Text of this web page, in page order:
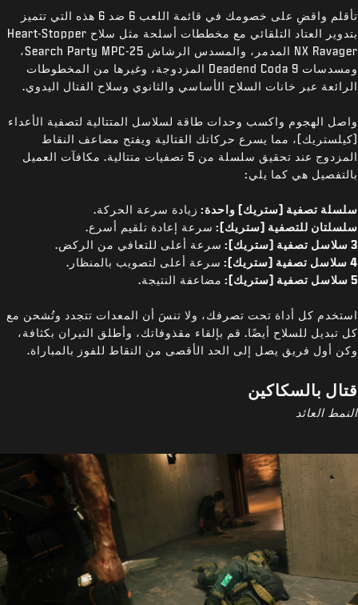
تأقلم واقضِ على خصومك في قائمة اللعب 6 ضد 6 هذه التي تتميز
بتدوير العتاد التلقائي مع مخططات أسلحة مثل سلاح Heart-Stopper
NX Ravager المدمر، والمسدس الرشاش Search Party MPC-25،
ومسدسات Deadend Coda 9 المزدوجة، وغيرها من المخطوطات
الرائعة عبر خانات السلاح الأساسي والثانوي وسلاح القتال اليدوي.
واصل الهجوم واكسب وحدات طاقة لسلاسل المتتالية لتصفية الأعداء
(كيلستريك)، مما يسرع حركاتك القتالية ويفتح مضاعف النقاط
المزدوج عند تحقيق سلسلة من 5 تصفيات متتالية. مكافآت العميل
بالتفصيل هي كما يلي:
سلسلة تصفية (ستريك) واحدة: زيادة سرعة الحركة.
سلسلتان للتصفية (ستريك): سرعة إعادة تلقيم أسرع.
3 سلاسل تصفية (ستريك):
سرعة أعلى للتعافي من الركض.
4 سلاسل تصفية (ستريك):
سرعة أعلى لتصويب بالمنظار.
5 سلاسل تصفية (ستريك):
مضاعفة النتيجة.
استخدم كل أداة تحت تصرفك، ولا تنسَ أن المعدات تتجدد وتُشحن مع
كل تبديل للسلاح أيضًا. قم بإلقاء مقذوفاتك، وأطلق النيران بكثافة،
وكن أول فريق يصل إلى الحد الأقصى من النقاط للفوز بالمباراة.
قتال بالسكاكين
النمط العائد